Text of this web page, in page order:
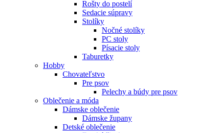
Rošty do postelí
Sedacie súpravy
Stolíky
Nočné stolíky
PC stoly
Písacie stoly
Taburetky
Hobby
Chovateľstvo
Pre psov
Pelechy a búdy pre psov
Oblečenie a móda
Dámske oblečenie
Dámske župany
Detské oblečenie